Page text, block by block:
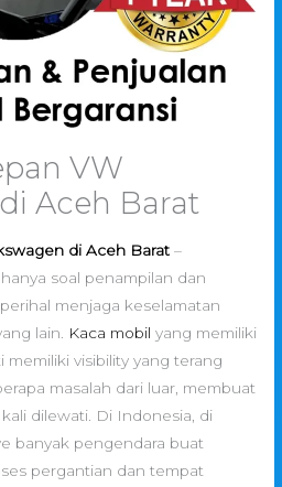
VW
Aceh Barat
di Aceh Barat –
soal penampilan dan
menjaga keselamatan
lain.
Kaca mobil yang memiliki
memiliki visibility yang terang
masalah dari luar, membuat
dilewati. Di Indonesia, di
banyak pengendara buat
pergantian dan tempat